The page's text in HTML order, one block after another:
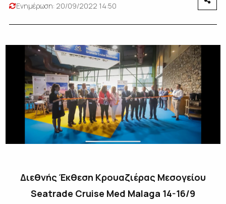
Ενημέρωση: 20/09/2022 14:50
Διεθνής Έκθεση Κρουαζιέρας Μεσογείου
Seatrade Cruise Med Malaga 14-16/9